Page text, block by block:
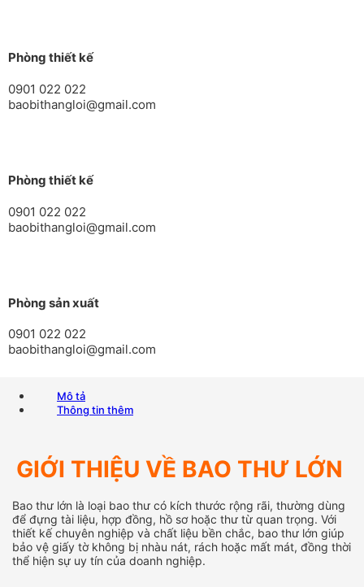
Phòng thiết kế
0901 022 022
baobithangloi@gmail.com
Phòng thiết kế
0901 022 022
baobithangloi@gmail.com
Phòng sản xuất
0901 022 022
baobithangloi@gmail.com
Mô tả
Thông tin thêm
GIỚI THIỆU VỀ BAO THƯ LỚN
Bao thư lớn là loại bao thư có kích thước rộng rãi, thường dùng
để đựng tài liệu, hợp đồng, hồ sơ hoặc thư từ quan trọng. Với
thiết kế chuyên nghiệp và chất liệu bền chắc, bao thư lớn giúp
bảo vệ giấy tờ không bị nhàu nát, rách hoặc mất mát, đồng thời
thể hiện sự uy tín của doanh nghiệp.